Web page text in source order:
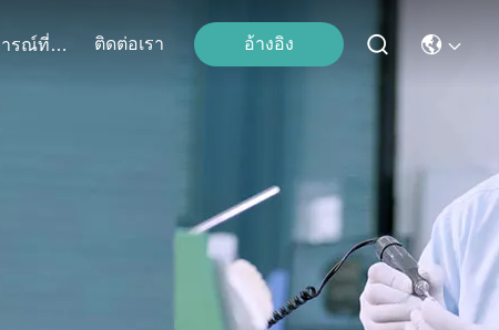
เหตุการณ์ที่เกิดขึ้น ติดต่อเรา อ้างอิง